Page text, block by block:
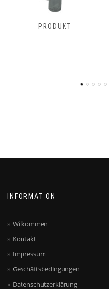
CHINO NOTERMAN IN
INFORMATION
Wilkommen
Kontakt
Impressum
Geschäftsbedingungen
Datenschutzerklärung